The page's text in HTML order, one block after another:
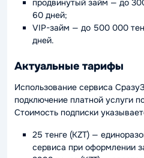
продвинутый займ — до
60 дней;
VIP-займ — до 500 000
дней.
Актуальные тарифы
Использование сервиса
подключение платной услуги
Стоимость подписки
25 тенге (KZT) —
сервиса при оформлении